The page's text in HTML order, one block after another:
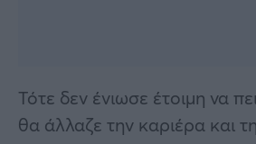
Τότε δεν ένιωσε έτοιμη να
θα άλλαζε την καριέρα και